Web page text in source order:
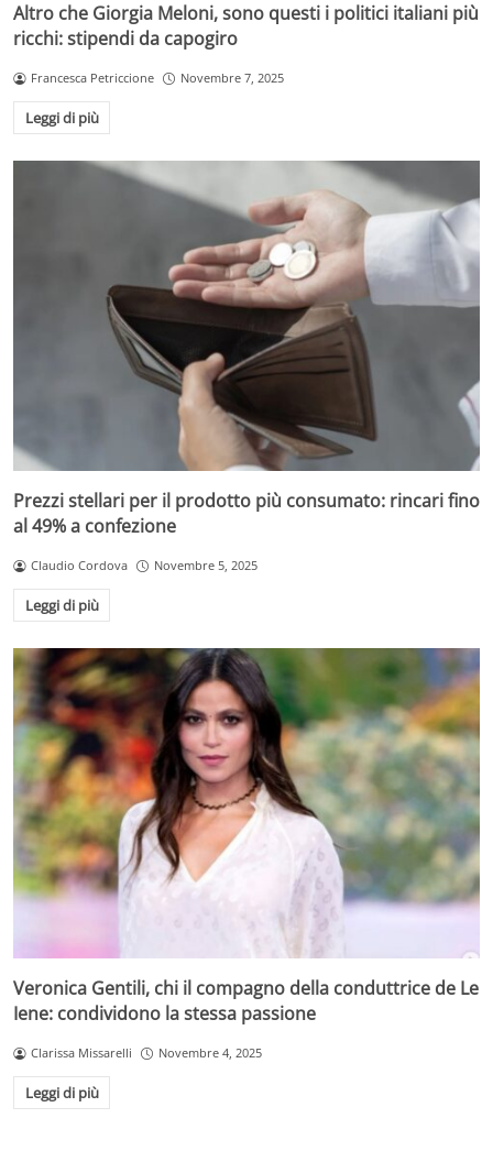
Altro che Giorgia Meloni, sono questi i politici italiani più
ricchi: stipendi da capogiro
Francesca Petriccione Novembre 7, 2025
Leggi di più
Prezzi stellari per il prodotto più consumato: rincari fino
al 49% a confezione
Claudio Cordova Novembre 5, 2025
Leggi di più
Veronica Gentili, chi il compagno della conduttrice de Le
Iene: condividono la stessa passione
Clarissa Missarelli Novembre 4, 2025
Leggi di più